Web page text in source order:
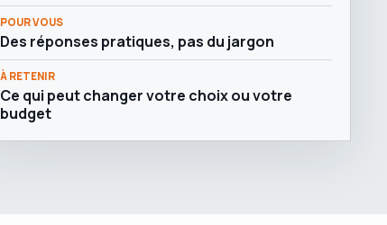
POUR VOUS
Des réponses pratiques, pas du jargon
À RETENIR
Ce qui peut changer votre choix ou votre
budget